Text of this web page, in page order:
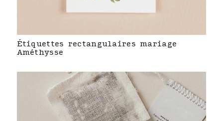
Étiquettes rectangulaires mariage
Améthysse